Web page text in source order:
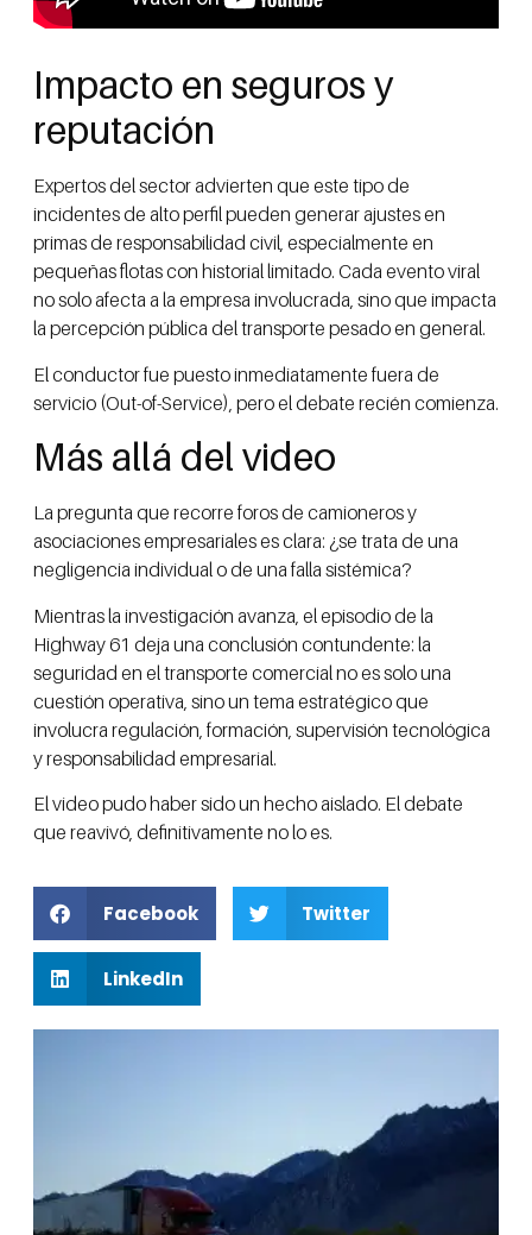
Impacto en seguros y
reputación
Expertos del sector advierten que este tipo de
incidentes de alto perfil pueden generar ajustes en
primas de responsabilidad civil, especialmente en
pequeñas flotas con historial limitado. Cada evento viral
no solo afecta a la empresa involucrada, sino que impacta
la percepción pública del transporte pesado en general.
El conductor fue puesto inmediatamente fuera de
servicio (Out-of-Service), pero el debate recién comienza.
Más allá del video
La pregunta que recorre foros de camioneros y
asociaciones empresariales es clara: ¿se trata de una
negligencia individual o de una falla sistémica?
Mientras la investigación avanza, el episodio de la
Highway 61 deja una conclusión contundente: la
seguridad en el transporte comercial no es solo una
cuestión operativa, sino un tema estratégico que
involucra regulación, formación, supervisión tecnológica
y responsabilidad empresarial.
El video pudo haber sido un hecho aislado. El debate
que reavivó, definitivamente no lo es.
Facebook Twitter
LinkedIn